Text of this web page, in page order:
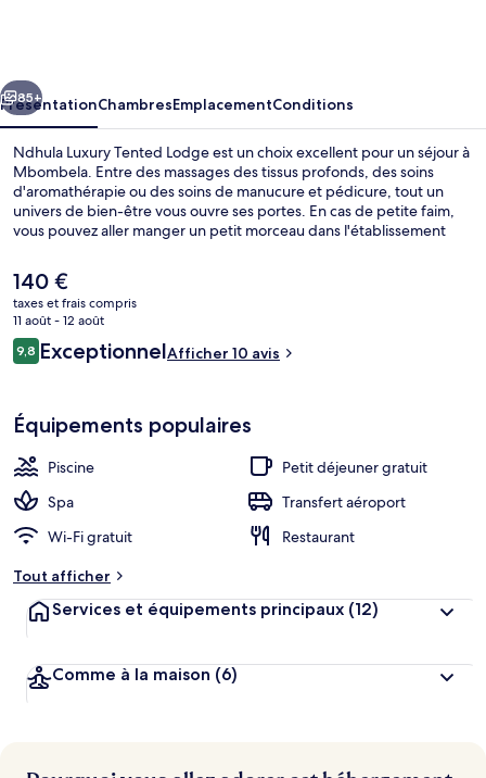
Suivant
85+
PrésentationChambresEmplacementConditions
Ndhula Luxury Tented Lodge est un choix excellent pour un séjour à
Mbombela. Entre des massages des tissus profonds, des soins
d'aromathérapie ou des soins de manucure et pédicure, tout un
univers de bien-être vous ouvre ses portes. En cas de petite faim,
vous pouvez aller manger un petit morceau dans l'établissement
déjeuner et du dîner et vous fait déguster des spécialités Cuisine
locale et internationale. Une piscine extérieure, un bar en bord de
piscine et une terrasse figurent également parmi les petits plus
offerts.
Le
prix
actuel
est
de
140 €
taxes et frais compris
11 août - 12 août
Avis
voyageurs
9,89,8 sur 10
ExceptionnelAfficher 10 avis
Équipements populaires
Piscine
Petit déjeuner gratuit
Spa
Transfert aéroport
Wi-Fi gratuit
Restaurant
Tout afficher
Services et équipements principaux (12)
Comme à la maison (6)